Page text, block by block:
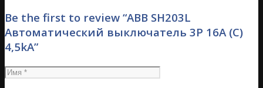
Be the first to review “ABB SH203L
Автоматический выключатель 3P 16А (С)
4,5kA”